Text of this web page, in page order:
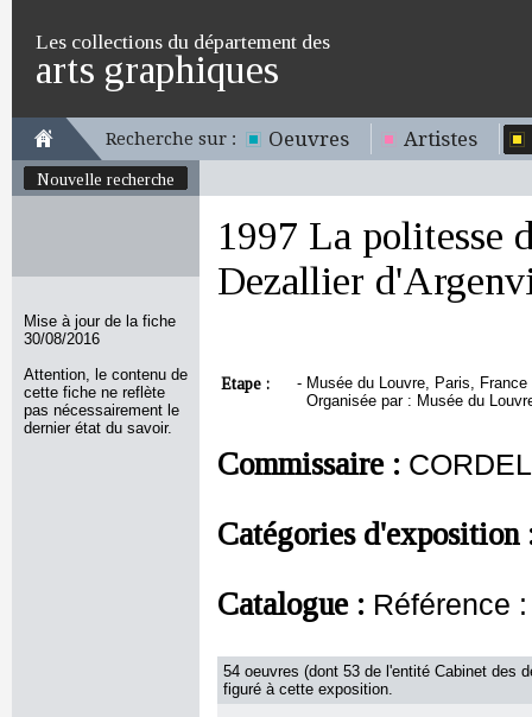
Les collections du département des
arts graphiques
Recherche sur : Oeuvres Artistes
Nouvelle recherche
Mise à jour de la fiche
30/08/2016
Attention, le contenu de
cette fiche ne reflète
pas nécessairement le
dernier état du savoir.
1997 La politesse
Dezallier
Etape : - Musée du Louvre, Paris,
Organisée par : Musée du
Commissaire :
Catégories
Catalogue : Référence
54 oeuvres (dont 53 de l'entité Cabinet des
figuré à cette exposition.